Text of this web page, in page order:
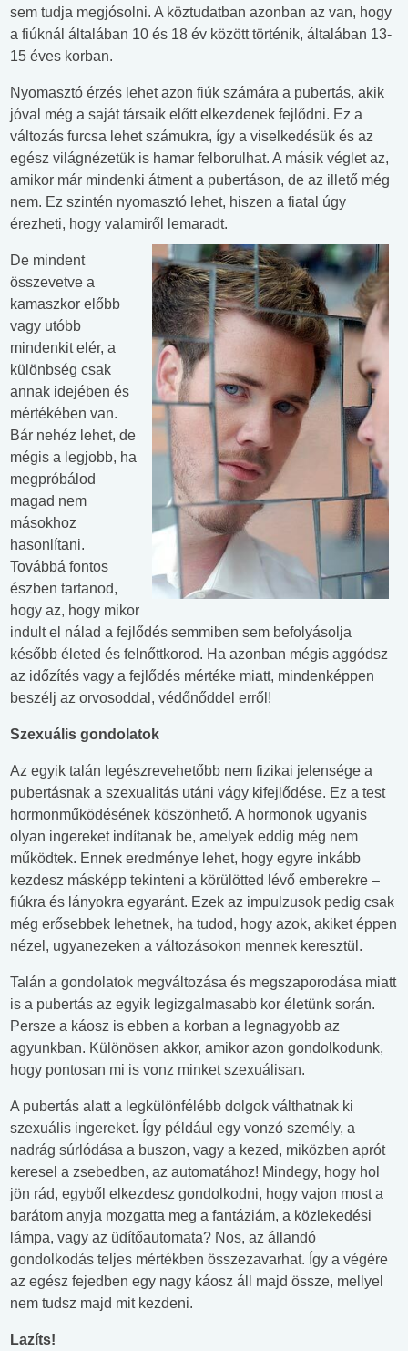
sem tudja megjósolni. A köztudatban azonban az van, hogy
a fiúknál általában 10 és 18 év között történik, általában 13-
15 éves korban.
Nyomasztó érzés lehet azon fiúk számára a pubertás, akik
jóval még a saját társaik előtt elkezdenek fejlődni. Ez a
változás furcsa lehet számukra, így a viselkedésük és az
egész világnézetük is hamar felborulhat. A másik véglet az,
amikor már mindenki átment a pubertáson, de az illető még
nem. Ez szintén nyomasztó lehet, hiszen a fiatal úgy
érezheti, hogy valamiről lemaradt.
De mindent
összevetve a
kamaszkor előbb
vagy utóbb
mindenkit elér, a
különbség csak
annak idejében és
mértékében van.
Bár nehéz lehet, de
mégis a legjobb, ha
megpróbálod
magad nem
másokhoz
hasonlítani.
Továbbá fontos
észben tartanod,
hogy az, hogy mikor
indult el nálad a fejlődés semmiben sem befolyásolja
később életed és felnőttkorod. Ha azonban mégis aggódsz
az időzítés vagy a fejlődés mértéke miatt, mindenképpen
beszélj az orvosoddal, védőnőddel erről!
Szexuális gondolatok
Az egyik talán legészrevehetőbb nem fizikai jelensége a
pubertásnak a szexualitás utáni vágy kifejlődése. Ez a test
hormonműködésének köszönhető. A hormonok ugyanis
olyan ingereket indítanak be, amelyek eddig még nem
működtek. Ennek eredménye lehet, hogy egyre inkább
kezdesz másképp tekinteni a körülötted lévő emberekre –
fiúkra és lányokra egyaránt. Ezek az impulzusok pedig csak
még erősebbek lehetnek, ha tudod, hogy azok, akiket éppen
nézel, ugyanezeken a változásokon mennek keresztül.
Talán a gondolatok megváltozása és megszaporodása miatt
is a pubertás az egyik legizgalmasabb kor életünk során.
Persze a káosz is ebben a korban a legnagyobb az
agyunkban. Különösen akkor, amikor azon gondolkodunk,
hogy pontosan mi is vonz minket szexuálisan.
A pubertás alatt a legkülönfélébb dolgok válthatnak ki
szexuális ingereket. Így például egy vonzó személy, a
nadrág súrlódása a buszon, vagy a kezed, miközben aprót
keresel a zsebedben, az automatához! Mindegy, hogy hol
jön rád, egyből elkezdesz gondolkodni, hogy vajon most a
barátom anyja mozgatta meg a fantáziám, a közlekedési
lámpa, vagy az üdítőautomata? Nos, az állandó
gondolkodás teljes mértékben összezavarhat. Így a végére
az egész fejedben egy nagy káosz áll majd össze, mellyel
nem tudsz majd mit kezdeni.
Lazíts!